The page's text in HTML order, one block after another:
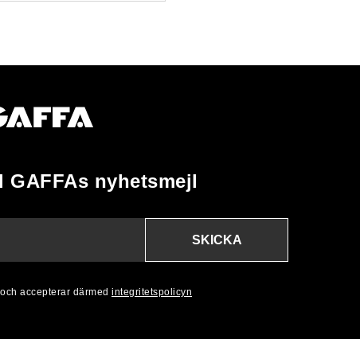
nyhetsmejl
SKICKA
accepterar därmed integritetspolicyn